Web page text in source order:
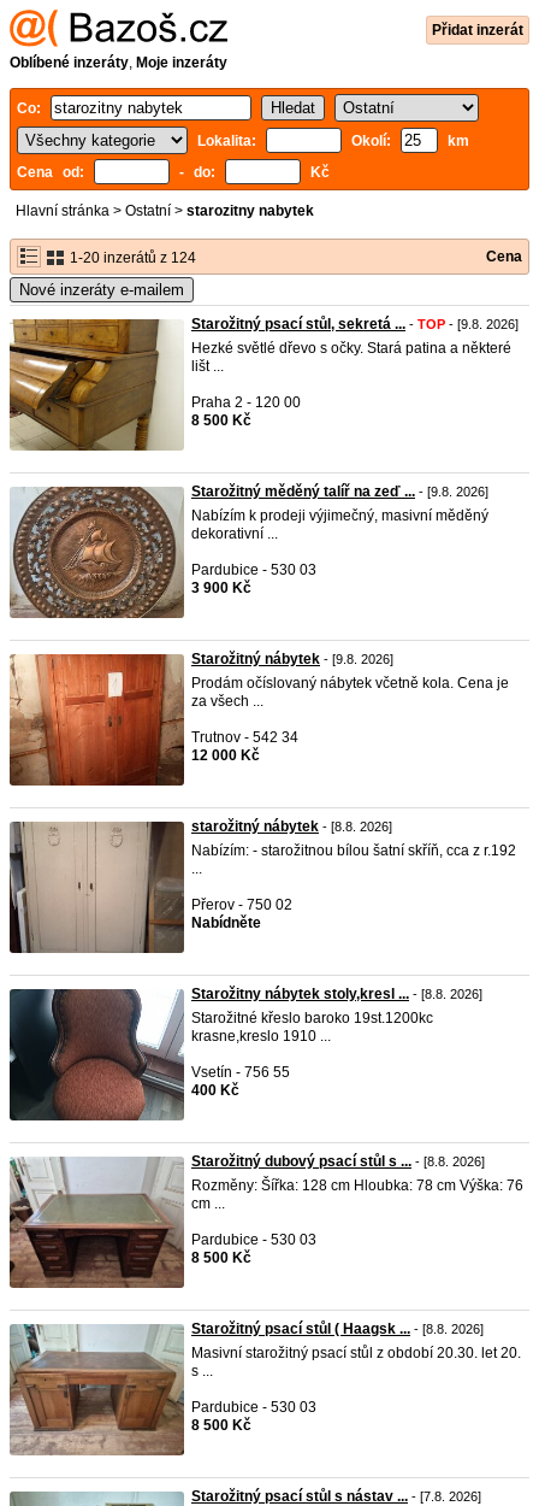
Přidat inzerát
Oblíbené inzeráty, Moje inzeráty
Co:
Lokalita:
Okolí:
km
Cena od:
- do: Kč
Hlavní stránka > Ostatní > starozitny nabytek
1-20 inzerátů z 124 Cena
Nové inzeráty e-mailem
Starožitný psací stůl, sekretá ... - TOP - [9.8. 2026]
Hezké světlé dřevo s očky. Stará patina a některé
lišt ...
Praha 2 - 120 00
8 500 Kč
Starožitný měděný talíř na zeď ... - [9.8. 2026]
Nabízím k prodeji výjimečný, masivní měděný
dekorativní ...
Pardubice - 530 03
3 900 Kč
Starožitný nábytek - [9.8. 2026]
Prodám očíslovaný nábytek včetně kola. Cena je
za všech ...
Trutnov - 542 34
12 000 Kč
starožitný nábytek - [8.8. 2026]
Nabízím: - starožitnou bílou šatní skříň, cca z r.192
...
Přerov - 750 02
Nabídněte
Starožitny nábytek stoly,kresl ... - [8.8. 2026]
Starožitné křeslo baroko 19st.1200kc
krasne,kreslo 1910 ...
Vsetín - 756 55
400 Kč
Starožitný dubový psací stůl s ... - [8.8. 2026]
Rozměny: Šířka: 128 cm Hloubka: 78 cm Výška: 76
cm ...
Pardubice - 530 03
8 500 Kč
Starožitný psací stůl ( Haagsk ... - [8.8. 2026]
Masivní starožitný psací stůl z období 20.30. let 20.
s ...
Pardubice - 530 03
8 500 Kč
Starožitný psací stůl s nástav ... - [7.8. 2026]